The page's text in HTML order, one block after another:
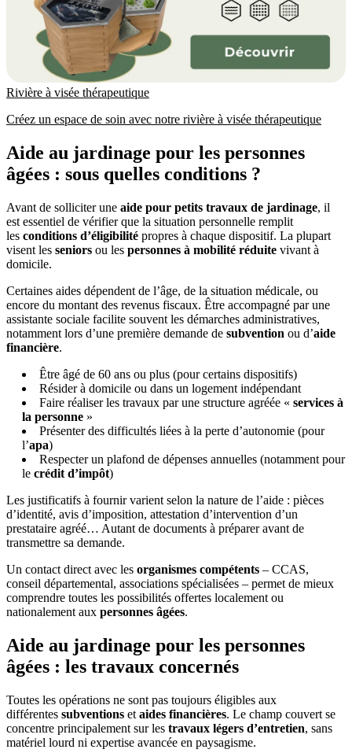
Rivière à visée thérapeutique
Créez un espace de soin avec notre rivière à visée thérapeutique
Aide au jardinage pour les personnes
âgées : sous quelles conditions ?
Avant de solliciter une aide pour petits travaux de jardinage, il
est essentiel de vérifier que la situation personnelle remplit
les conditions d’éligibilité propres à chaque dispositif. La plupart
visent les seniors ou les personnes à mobilité réduite vivant à
domicile.
Certaines aides dépendent de l’âge, de la situation médicale, ou
encore du montant des revenus fiscaux. Être accompagné par une
assistante sociale facilite souvent les démarches administratives,
notamment lors d’une première demande de subvention ou d’aide
financière.
Être âgé de 60 ans ou plus (pour certains dispositifs)
Résider à domicile ou dans un logement indépendant
Faire réaliser les travaux par une structure agréée « services à
la personne »
Présenter des difficultés liées à la perte d’autonomie (pour
l’apa)
Respecter un plafond de dépenses annuelles (notamment pour
le crédit d’impôt)
Les justificatifs à fournir varient selon la nature de l’aide : pièces
d’identité, avis d’imposition, attestation d’intervention d’un
prestataire agréé… Autant de documents à préparer avant de
transmettre sa demande.
Un contact direct avec les organismes compétents – CCAS,
conseil départemental, associations spécialisées – permet de mieux
comprendre toutes les possibilités offertes localement ou
nationalement aux personnes âgées.
Aide au jardinage pour les personnes
âgées : les travaux concernés
Toutes les opérations ne sont pas toujours éligibles aux
différentes subventions et aides financières. Le champ couvert se
concentre principalement sur les travaux légers d’entretien, sans
matériel lourd ni expertise avancée en paysagisme.